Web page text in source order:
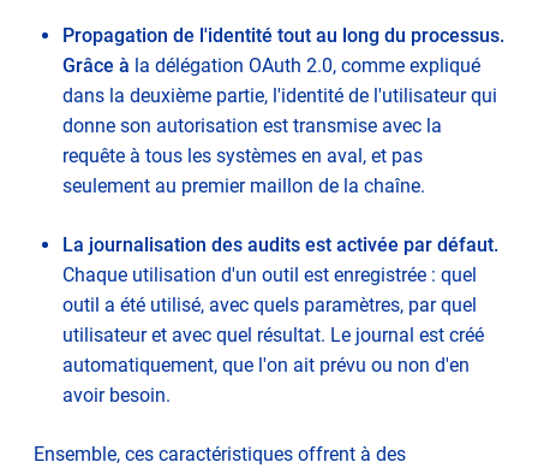
Propagation de l'identité tout au long du processus.
Grâce à la délégation OAuth 2.0, comme expliqué
dans la deuxième partie, l'identité de l'utilisateur qui
donne son autorisation est transmise avec la
requête à tous les systèmes en aval, et pas
seulement au premier maillon de la chaîne.
La journalisation des audits est activée par défaut.
Chaque utilisation d'un outil est enregistrée : quel
outil a été utilisé, avec quels paramètres, par quel
utilisateur et avec quel résultat. Le journal est créé
automatiquement, que l'on ait prévu ou non d'en
avoir besoin.
Ensemble, ces caractéristiques offrent à des